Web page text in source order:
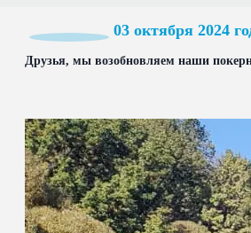
03 октября 2024
Друзья, мы возобновляем наши